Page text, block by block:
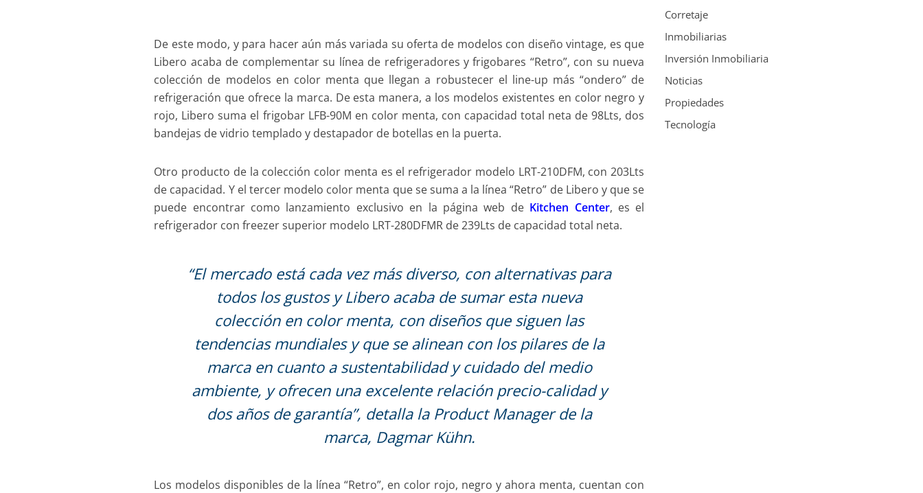
De este modo, y para hacer aún más variada su oferta de modelos con diseño vintage, es que
Libero acaba de complementar su línea de refrigeradores y frigobares “Retro”, con su nueva
colección de modelos en color menta que llegan a robustecer el line-up más “ondero” de
refrigeración que ofrece la marca. De esta manera, a los modelos existentes en color negro y
rojo, Libero suma el frigobar LFB-90M en color menta, con capacidad total neta de 98Lts, dos
bandejas de vidrio templado y destapador de botellas en la puerta.
Otro producto de la colección color menta es el refrigerador modelo LRT-210DFM, con 203Lts
de capacidad. Y el tercer modelo color menta que se suma a la línea “Retro” de Libero y que se
puede encontrar como lanzamiento exclusivo en la página web de Kitchen Center, es el
refrigerador con freezer superior modelo LRT-280DFMR de 239Lts de capacidad total neta.
“El mercado está cada vez más diverso, con alternativas para
todos los gustos y Libero acaba de sumar esta nueva
colección en color menta, con diseños que siguen las
tendencias mundiales y que se alinean con los pilares de la
marca en cuanto a sustentabilidad y cuidado del medio
ambiente, y ofrecen una excelente relación precio-calidad y
dos años de garantía”, detalla la Product Manager de la
marca, Dagmar Kühn.
Los modelos disponibles de la línea “Retro”, en color rojo, negro y ahora menta, cuentan con
Corretaje
Inmobiliarias
Inversión Inmobiliaria
Noticias
Propiedades
Tecnología